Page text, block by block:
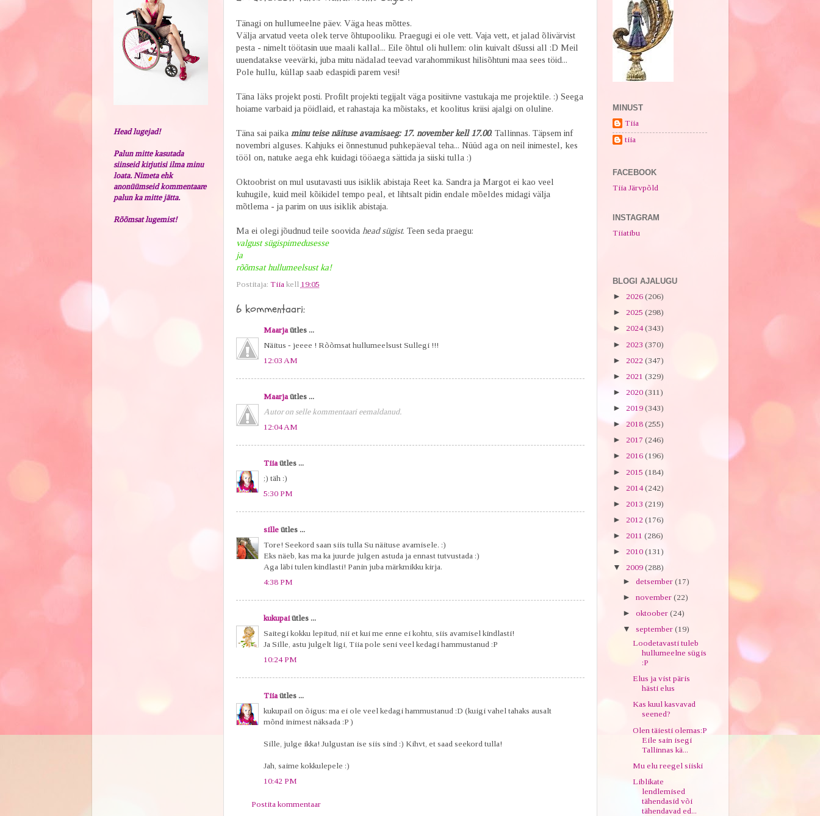
Tänagi on hullumeelne päev. Väga heas mõttes.
Välja arvatud veeta olek terve õhtupooliku. Praegugi ei ole vett. Vaja vett, et jalad õlivärvist
pesta - nimelt töötasin uue maali kallal... Eile õhtul oli hullem: olin kuivalt dšussi all :D Meil
uuendatakse veevärki, juba mitu nädalad teevad varahommikust hilisõhtuni maa sees töid...
Pole hullu, küllap saab edaspidi parem vesi!
Täna läks projekt posti. Profilt projekti tegijalt väga positiivne vastukaja me projektile. :) Seega
hoiame varbaid ja pöidlaid, et rahastaja ka mõistaks, et koolitus kriisi ajalgi on oluline.
Täna sai paika minu teise näituse avamisaeg: 17. november kell 17.00. Tallinnas. Täpsem inf
novembri alguses. Kahjuks ei õnnestunud puhkepäeval teha... Nüüd aga on neil inimestel, kes
tööl on, natuke aega ehk kuidagi tööaega sättida ja siiski tulla :)
Oktoobrist on mul usutavasti uus isiklik abistaja Reet ka. Sandra ja Margot ei kao veel
kuhugile, kuid meil kõikidel tempo peal, et lihtsalt pidin endale mõeldes midagi välja
mõtlema - ja parim on uus isiklik abistaja.
Ma ei olegi jõudnud teile soovida head sügist. Teen seda praegu:
valgust sügispimedusesse
ja
rõõmsat hullumeelsust ka!
Postitaja: Tiia kell 19:05
6 kommentaari:
Maarjaütles ...
Näitus - jeeee ! Rõõmsat hullumeelsust Sullegi !!!
12:03 AM
Maarjaütles ...
Autor on selle kommentaari eemaldanud.
12:04 AM
Tiiaütles ...
;) täh :)
5:30 PM
silleütles ...
Tore! Seekord saan siis tulla Su näituse avamisele. :)
Eks näeb, kas ma ka juurde julgen astuda ja ennast tutvustada :)
Aga läbi tulen kindlasti! Panin juba märkmikku kirja.
4:38 PM
kukupaiütles ...
Saitegi kokku lepitud, nii et kui me enne ei kohtu, siis avamisel kindlasti!
Ja Sille, astu julgelt ligi, Tiia pole seni veel kedagi hammustanud :P
10:24 PM
Tiiaütles ...
kukupail on õigus: ma ei ole veel kedagi hammustanud :D (kuigi vahel tahaks ausalt
mõnd inimest näksada :P )
Sille, julge ikka! Julgustan ise siis sind :) Kihvt, et saad seekord tulla!
Jah, saime kokkulepele :)
10:42 PM
Postita kommentaar
Head lugejad!
Palun mitte kasutada
siinseid kirjutisi ilma minu
loata. Nimeta ehk
anonüümseid kommentaare
palun ka mitte jätta.
Rõõmsat lugemist!
MINUST
Tiia
tiia
FACEBOOK
Tiia Järvpõld
INSTAGRAM
Tiiatibu
BLOGI AJALUGU
► 2026 (206)
► 2025 (298)
► 2024(343)
► 2023 (370)
► 2022 (347)
► 2021 (329)
► 2020 (311)
► 2019 (343)
► 2018 (255)
► 2017 (246)
► 2016 (196)
► 2015 (184)
► 2014(242)
► 2013 (219)
► 2012 (176)
► 2011 (286)
► 2010 (131)
▼ 2009 (288)
► detsember (17)
► november (22)
► oktoober (24)
▼ september (19)
Loodetavasti tuleb
hullumeelne sügis
:P
Elus ja vist päris
hästi elus
Kas kuul kasvavad
seened?
Olen täiesti olemas:P
Eile sain isegi
Tallinnas kä...
Mu elu reegel siiski
Liblikate
lendlemised
tähendasid või
tähendavad ed...